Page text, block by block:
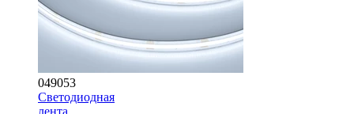
049053
Светодиодная
лента